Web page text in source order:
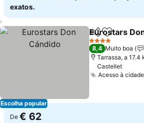
exatos.
Escolha popular
PartilharAdicionar
Eurostars
4 Estrelas
8,4 Muito boa
Tarrassa, a 17.4
Castellet
Acesso à
De € 62